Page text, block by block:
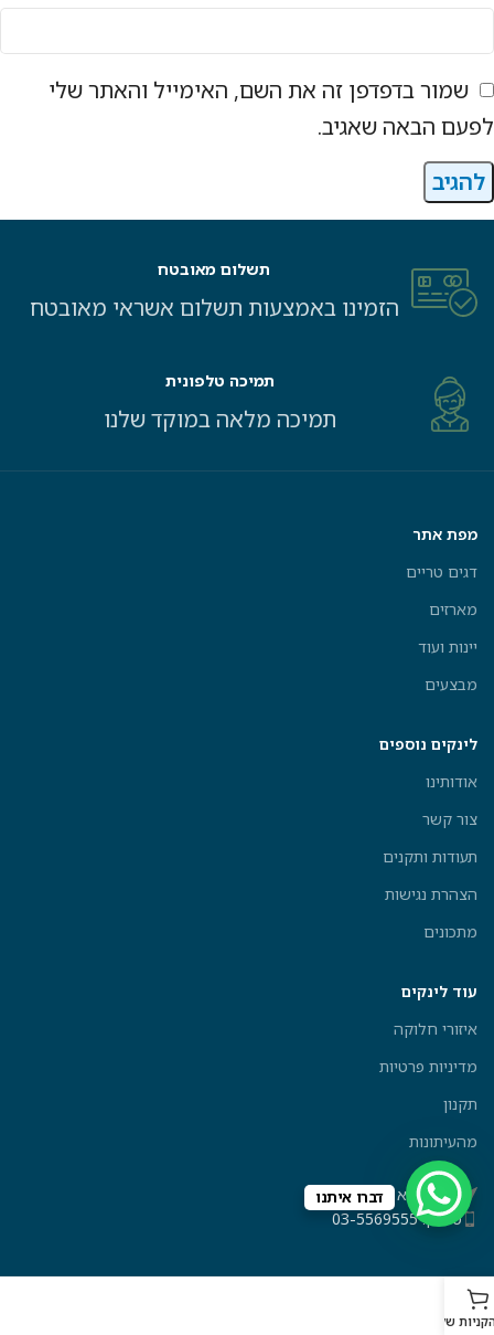
שמור בדפדפן זה את השם, האימייל והאתר שלי
לפעם הבאה שאגיב.
תשלום מאובטח
הזמינו באמצעות תשלום אשראי מאובטח
תמיכה טלפונית
תמיכה מלאה במוקד שלנו
מפת אתר
דגים טריים
מארזים
יינות ועוד
מבצעים
לינקים נוספים
אודותינו
צור קשר
תעודות ותקנים
הצהרת נגישות
מתכונים
עוד לינקים
איזורי חלוקה
מדיניות פרטיות
תקנון
מהעיתונות
בית אלפא 4, תל אביב
טלפון: 03-5569555
דברו איתנו
שלכם